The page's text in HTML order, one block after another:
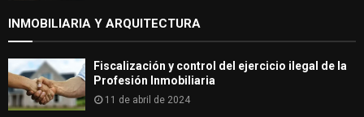
INMOBILIARIA Y ARQUITECTURA
Fiscalización y control del ejercicio ilegal de la
Profesión Inmobiliaria
11 de abril de 2024